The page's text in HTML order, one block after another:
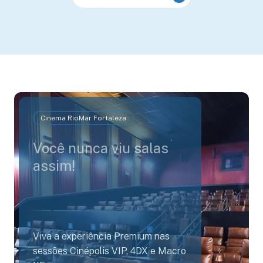
Cinema RioMar Fortaleza
Você nunca viu salas
assim!
Viva a experiência Premium nas
sessões Cinépolis VIP, 4DX e Macro